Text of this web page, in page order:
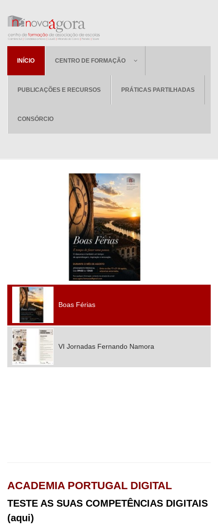
INÍCIO CENTRO DE FORMAÇÃO
PUBLICAÇÕES E RECURSOS PRÁTICAS PARTILHADAS
CONSÓRCIO
Boas Férias
VI Jornadas Fernando Namora
ACADEMIA PORTUGAL DIGITAL
TESTE AS SUAS COMPETÊNCIAS DIGITAIS
(aqui)